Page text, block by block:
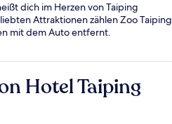
dich im Herzen von Taiping
Attraktionen zählen Zoo Taiping
mit dem Auto entfernt.
Hotel Taiping